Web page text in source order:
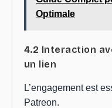
Optimale
4.2 Interaction
un lien
L’engagement est
Patreon.